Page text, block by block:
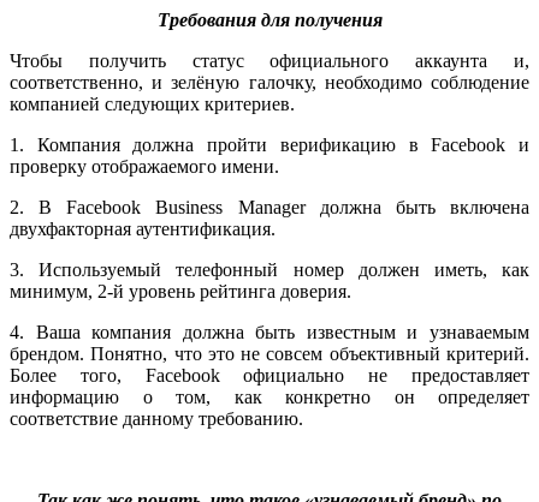
Требования для получения
Чтобы получить статус официального аккаунта и,
соответственно, и зелёную галочку, необходимо соблюдение
компанией следующих критериев.
1. Компания должна пройти верификацию в Facebook и
проверку отображаемого имени.
2. В Facebook Business Manager должна быть включена
двухфакторная аутентификация.
3. Используемый телефонный номер должен иметь, как
минимум, 2-й уровень рейтинга доверия.
4. Ваша компания должна быть известным и узнаваемым
брендом. Понятно, что это не совсем объективный критерий.
Более того, Facebook официально не предоставляет
информацию о том, как конкретно он определяет
соответствие данному требованию.